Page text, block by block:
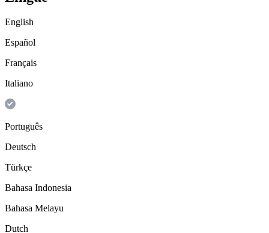
English
Español
Français
Italiano
Português
Deutsch
Türkçe
Bahasa Indonesia
Bahasa Melayu
Dutch